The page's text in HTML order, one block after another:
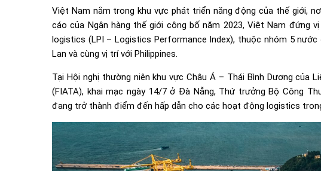
Việt Nam nằm trong khu vực phát triển năng động của thế giới,
cáo của Ngân hàng thế giới công bố năm 2023, Việt Nam đứng
logistics (LPI – Logistics Performance Index), thuộc nhóm 5 nước
Lan và cùng vị trí với Philippines.
Tại Hội nghị thường niên khu vực Châu Á – Thái Bình Dương của
(FIATA), khai mạc ngày 14/7 ở Đà Nẵng, Thứ trưởng Bộ Công
đang trở thành điểm đến hấp dẫn cho các hoạt động logistics